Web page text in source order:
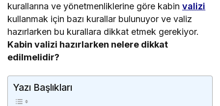
kurallarına ve yönetmenliklerine göre kabinvalizi
kullanmak için bazı kurallar bulunuyor ve valiz
hazırlarken bu kurallara dikkat etmek gerekiyor.
Kabin valizi hazırlarken nelere dikkat
edilmelidir?
Yazı Başlıkları